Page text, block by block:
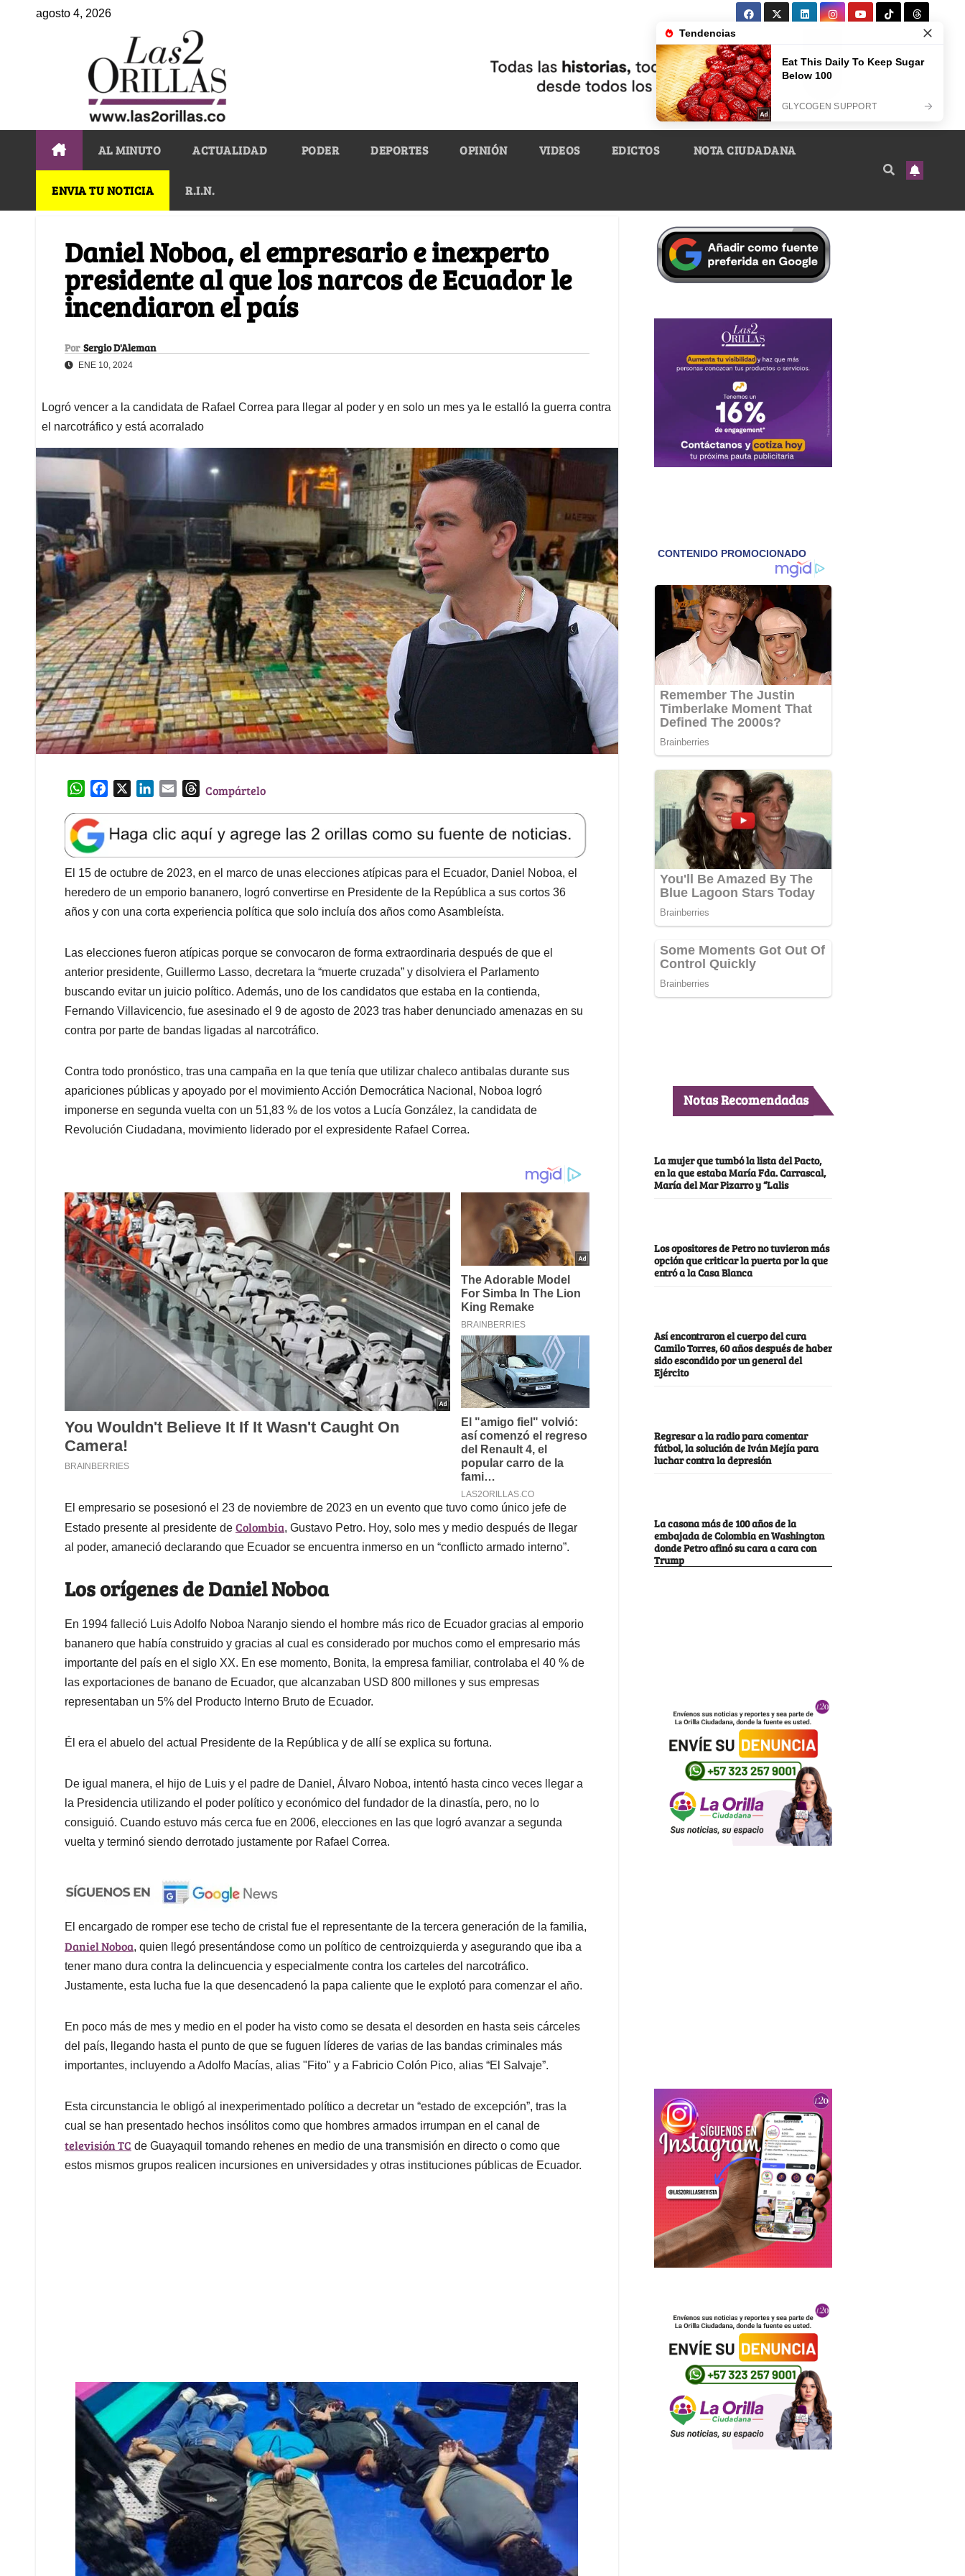
agosto 4, 2026
AL MINUTO ACTUALIDAD PODER DEPORTES OPINIÓN VIDEOS EDICTOS NOTA CIUDADANA
ENVIA TU NOTICIA R.I.N.
Daniel Noboa, el empresario e inexperto
presidente al que los narcos de Ecuador le
incendiaron el país
Por Sergio D'Aleman
ENE 10, 2024
Logró vencer a la candidata de Rafael Correa para llegar al poder y en solo un mes ya le estalló la guerra contra
el narcotráfico y está acorralado
W
a
t
s
A
p
p
e
b
o
o
k
k
e
d
I
n
l
T
e
a
d
s
Compártelo
El 15 de octubre de 2023, en el marco de unas elecciones atípicas para el Ecuador, Daniel Noboa, el
heredero de un emporio bananero, logró convertirse en Presidente de la República a sus cortos 36
años y con una corta experiencia política que solo incluía dos años como Asambleísta.
Las elecciones fueron atípicas porque se convocaron de forma extraordinaria después de que el
anterior presidente, Guillermo Lasso, decretara la “muerte cruzada” y disolviera el Parlamento
buscando evitar un juicio político. Además, uno de los candidatos que estaba en la contienda,
Fernando Villavicencio, fue asesinado el 9 de agosto de 2023 tras haber denunciado amenazas en su
contra por parte de bandas ligadas al narcotráfico.
Contra todo pronóstico, tras una campaña en la que tenía que utilizar chaleco antibalas durante sus
apariciones públicas y apoyado por el movimiento Acción Democrática Nacional, Noboa logró
imponerse en segunda vuelta con un 51,83 % de los votos a Lucía González, la candidata de
Revolución Ciudadana, movimiento liderado por el expresidente Rafael Correa.
El empresario se posesionó el 23 de noviembre de 2023 en un evento que tuvo como único jefe de
Estado presente al presidente de Colombia, Gustavo Petro. Hoy, solo mes y medio después de llegar
al poder, amaneció declarando que Ecuador se encuentra inmerso en un “conflicto armado interno”.
Los orígenes de Daniel Noboa
En 1994 falleció Luis Adolfo Noboa Naranjo siendo el hombre más rico de Ecuador gracias al emporio
bananero que había construido y gracias al cual es considerado por muchos como el empresario más
importante del país en el siglo XX. En ese momento, Bonita, la empresa familiar, controlaba el 40 % de
las exportaciones de banano de Ecuador, que alcanzaban USD 800 millones y sus empresas
representaban un 5% del Producto Interno Bruto de Ecuador.
Él era el abuelo del actual Presidente de la República y de allí se explica su fortuna.
De igual manera, el hijo de Luis y el padre de Daniel, Álvaro Noboa, intentó hasta cinco veces llegar a
la Presidencia utilizando el poder político y económico del fundador de la dinastía, pero, no lo
consiguió. Cuando estuvo más cerca fue en 2006, elecciones en las que logró avanzar a segunda
vuelta y terminó siendo derrotado justamente por Rafael Correa.
El encargado de romper ese techo de cristal fue el representante de la tercera generación de la familia,
Daniel Noboa, quien llegó presentándose como un político de centroizquierda y asegurando que iba a
tener mano dura contra la delincuencia y especialmente contra los carteles del narcotráfico.
Justamente, esta lucha fue la que desencadenó la papa caliente que le explotó para comenzar el año.
En poco más de mes y medio en el poder ha visto como se desata el desorden en hasta seis cárceles
del país, llegando hasta el punto de que se fuguen líderes de varias de las bandas criminales más
importantes, incluyendo a Adolfo Macías, alias "Fito" y a Fabricio Colón Pico, alias “El Salvaje”.
Esta circunstancia le obligó al inexperimentado político a decretar un “estado de excepción”, tras la
cual se han presentado hechos insólitos como que hombres armados irrumpan en el canal de
televisión TC de Guayaquil tomando rehenes en medio de una transmisión en directo o como que
estos mismos grupos realicen incursiones en universidades y otras instituciones públicas de Ecuador.
Notas Recomendadas
La mujer que tumbó la lista del Pacto,
en la que estaba María Fda. Carrascal,
María del Mar Pizarro y “Lalis
Los opositores de Petro no tuvieron más
opción que criticar la puerta por la que
entró a la Casa Blanca
Así encontraron el cuerpo del cura
Camilo Torres, 60 años después de haber
sido escondido por un general del
Ejército
Regresar a la radio para comentar
fútbol, la solución de Iván Mejía para
luchar contra la depresión
La casona más de 100 años de la
embajada de Colombia en Washington
donde Petro afinó su cara a cara con
Trump